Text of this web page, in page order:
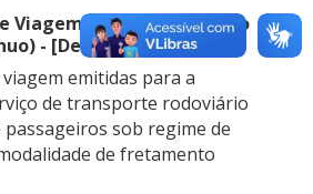
Viagem Nacional – Serviço
- [Descontinuado]
emitidas para a
de transporte rodoviário
sob regime de
de fretamento